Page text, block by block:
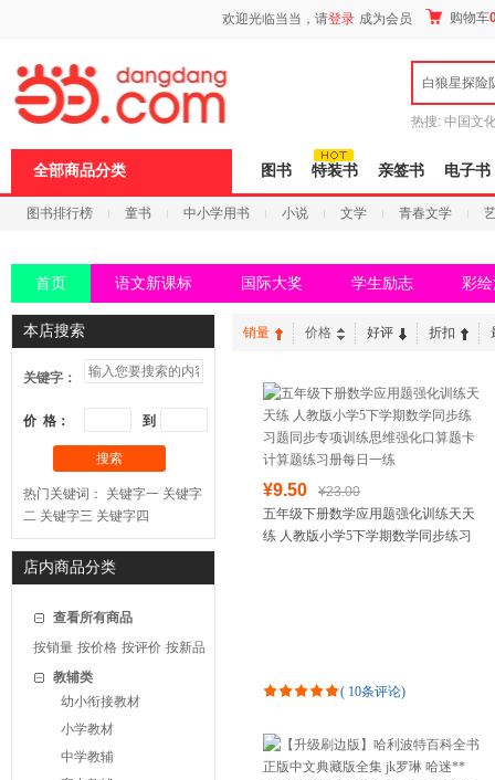
欢迎光临当当，请登录 成为会员 购物车
白狼星探险
热搜: 中国文
全部商品分类 图书 特装书 亲签书 电子书
图书排行榜 童书 中小学用书 小说 文学 青春文学
首页 语文新课标 国际大奖 学生励志 彩
本店搜索
关键字：
价 格： 到
搜索
热门关键词： 关键字一 关键字
二 关键字三 关键字四
店内商品分类
查看所有商品
按销量 按价格 按评价 按新品
教辅类
幼小衔接教材
小学教材
中学教辅
销量 价格 好评 折扣
¥9.50
¥23.00
五年级下册数学应用题强化训练天天
练 人教版小学5下学期数学同步练习
( 10条评论)
页
浪
打